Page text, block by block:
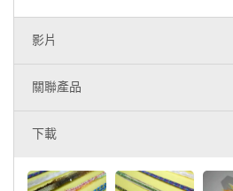
影片
關聯產品
下載